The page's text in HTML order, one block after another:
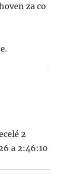
za co
2
a 2:46:10